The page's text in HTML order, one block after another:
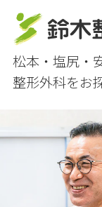
松本・塩尻・
整形外科をお